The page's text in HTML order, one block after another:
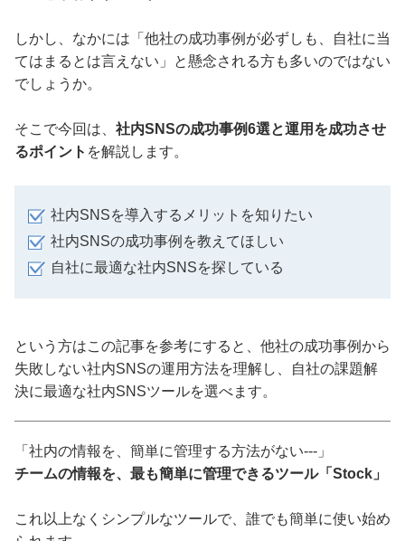
しかし、なかには「他社の成功事例が必ずしも、自社に当
てはまるとは言えない」と懸念される方も多いのではない
でしょうか。
そこで今回は、 社内SNSの成功事例6選と運用を成功させ
るポイント を解説します。
社内SNSを導入するメリットを知りたい
社内SNSの成功事例を教えてほしい
自社に最適な社内SNSを探している
という方はこの記事を参考にすると、他社の成功事例から
失敗しない社内SNSの運用方法を理解し、自社の課題解
決に最適な社内SNSツールを選べます。
「社内の情報を、簡単に管理する方法がない---」
チームの情報を、最も簡単に管理できるツール「Stock」
これ以上なくシンプルなツールで、誰でも簡単に使い始め